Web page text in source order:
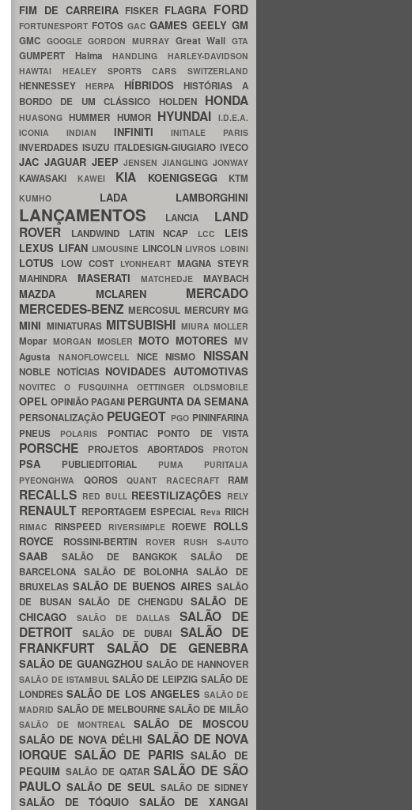
FIM DE CARREIRA FISKER FLAGRA FORD
FORTUNESPORT FOTOS GACGAMESGEELYGM
GMC GOOGLEGORDON MURRAY Great WallGTA
GUMPERT HaimaHANDLINGHARLEY-DAVIDSON
HAWTAI HEALEY SPORTS CARS SWITZERLAND
HENNESSEY HERPA HÍBRIDOSHISTÓRIAS A
BORDO DE UM CLÁSSICO HOLDEN HONDA
HUASONGHUMMER HUMOR HYUNDAI I.D.E.A.
ICONIA INDIAN INFINITIINITIALE PARIS
INVERDADESISUZU ITALDESIGN-GIUGIAROIVECO
JAC JAGUAR JEEPJENSENJIANGLINGJONWAY
KAWASAKI KAWEI KIA KOENIGSEGG KTM
KUMHO LADA LAMBORGHINI
LANÇAMENTOS LANCIA LAND
ROVER
LANDWIND LATIN NCAP LCC LEIS
LEXUS LIFAN LIMOUSINE LINCOLN LIVROS LOBINI
LOTUS LOW COST LYONHEART MAGNA STEYR
MAHINDRA MASERATIMATCHEDJEMAYBACH
MAZDA MCLAREN MERCADO
MERCEDES-BENZMERCOSUL MERCURYMG
MINI MINIATURAS MITSUBISHI MIURA MOLLER
Mopar MORGAN MOSLER MOTO MOTORES MV
Agusta NANOFLOWCELL NICENISMO NISSAN
NOBLE NOTÍCIAS NOVIDADES AUTOMOTIVAS
NOVITEC O FUSQUINHA OETTINGER OLDSMOBILE
OPEL OPINIÃO PAGANI PERGUNTA DA SEMANA
PERSONALIZAÇÃO PEUGEOT PGO PININFARINA
PNEUS
POLARIS PONTIAC PONTO DE VISTA
PORSCHE PROJETOS ABORTADOS PROTON
PSA PUBLIEDITORIAL PUMA PURITALIA
PYEONGHWA QOROS QUANT RACECRAFT RAM
RECALLS RED BULL REESTILIZAÇÕES RELY
RENAULT REPORTAGEM ESPECIAL Reva RIICH
RIMAC RINSPEED RIVERSIMPLE ROEWE ROLLS
ROYCE
ROSSINI-BERTIN ROVER RUSH S-AUTO
SAAB SALÃO DE BANGKOKSALÃO DE
BARCELONA SALÃO DE BOLONHASALÃO DE
BRUXELAS SALÃO DE BUENOS AIRES SALÃO
DE BUSAN SALÃO DE CHENGDU SALÃO DE
CHICAGO
SALÃO DE DALLASSALÃO DE
DETROIT
SALÃO DE DUBAI SALÃO DE
FRANKFURT SALÃO DE GENEBRA
SALÃO DE GUANGZHOU SALÃO DE HANNOVER
SALÃO DE ISTAMBUL SALÃO DE LEIPZIGSALÃO DE
LONDRESSALÃO DE LOS ANGELES SALÃO DE
MADRID SALÃO DE MELBOURNESALÃO DE MILÃO
SALÃO DE MONTREAL SALÃO DE MOSCOU
SALÃO DE NOVA DÉLHI SALÃO DE NOVA
IORQUE SALÃO DE PARISSALÃO DE
PEQUIM SALÃO DE QATARSALÃO DE SÃO
PAULO SALÃO DE SEUL SALÃO DE SIDNEY
SALÃO DE TÓQUIO SALÃO DE XANGAI